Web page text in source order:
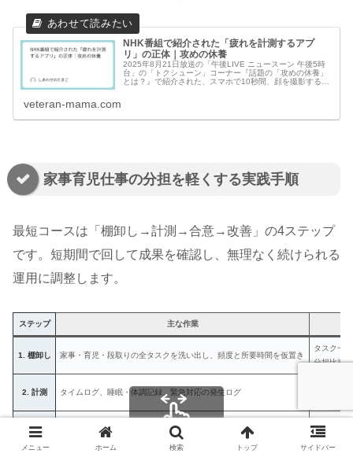
NHK番組で紹介された「疲れを計測するアプ
リ」の正体｜攻めの休養
2025年8月21日放送の「午後LIVE ニュースーン 午後5時
台」の「トクシューン」コーナー『話題の「攻めの休養」
とは？』で紹介された、スマホで10秒間、顔を撮影するだ
veteran-mama.com
家事育児仕事の分担を軽くする実践手順
最短コースは「棚卸し→計測→合意→改善」の4ステップ
です。短期間で回して成果を確認し、無理なく続けられる
運用に調整します。
ステップ 主な作業
1. 棚卸し 家事・育児・段取りの全タスクを洗い出し、頻度と所要時間を仮置き
タスク一覧
分担比率
2. 計測 タイムログ、睡眠・体調記録、緊急対応の発生ログ
3. 合意 当番シフト、代替ルール、SOS合図、外部化の基準を決める
ルールカ
外部化方針
スクロールできます
メニュー ホーム 検索 トップ サイドバー